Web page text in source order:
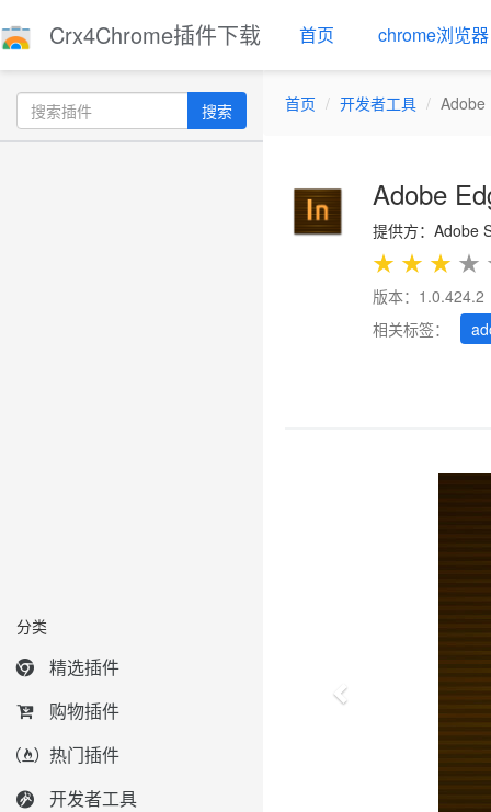
Crx4Chrome插件下载 首页 chrome浏览器
搜索
分类
精选插件
购物插件
热门插件
开发者工具
首页 开发者工具 Adobe
Adobe
提供方：Adobe
★ ★ ★ ★
版本：1.0.424.2
相关标签：